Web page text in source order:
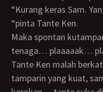
“Kurang keras Sam. Yang kuat dong namparnya…
“pinta Tante Ken.
Maka spontan kutampar pantat Tante Ken sekuat
tenaga… plaaaaak…
Tante Ken malah berkata, “Naaah… gitu… terus
tamparin yang kuat,